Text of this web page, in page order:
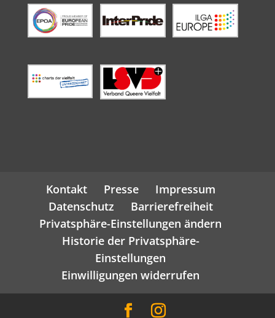
Kontakt Presse
Impressum
Datenschutz
Barrierefreiheit
Privatsphäre-Einstellungen ändern
Historie der Privatsphäre-
Einstellungen
Einwilligungen widerrufen